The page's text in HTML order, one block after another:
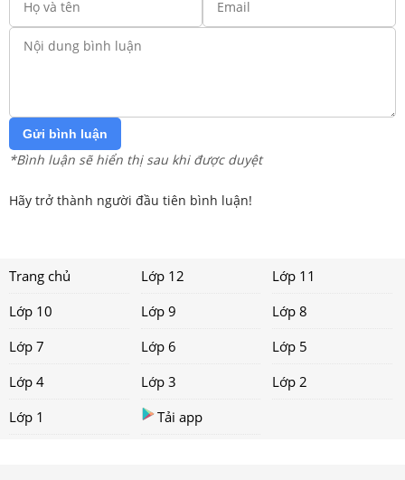
Gửi bình luận
*Bình luận sẽ hiển thị sau khi được duyệt
Hãy trở thành người đầu tiên bình luận!
Trang chủ Lớp 12
Lớp 11
Lớp 10
Lớp 9
Lớp 8
Lớp 7
Lớp 6
Lớp 5
Lớp 4
Lớp 3
Lớp 2
Lớp 1
Tải app